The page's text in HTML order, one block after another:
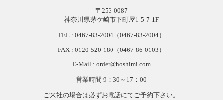
〒253-0087
神奈川県茅ケ崎市下町屋1-5-7-1F
TEL : 0467-83-2004（0467-83-2004）
FAX : 0120-520-180（0467-86-0103）
E-Mail : order@hoshimi.com
営業時間 9：30～17：00
ご来社の場合は必ずお電話にてご予約下さい。